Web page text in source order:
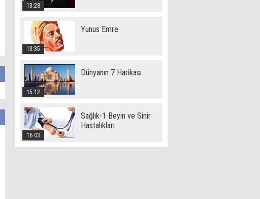
13:28
13:35
Yunus Emre
15:12
Dünyanın 7 Harikası
16:03
Sağlık-1 Beyin ve Sinir
Hastalıkları